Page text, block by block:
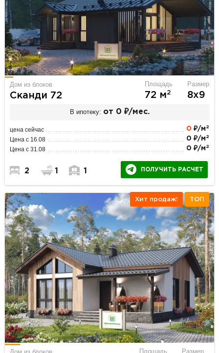
Дом из блоков
Сканди 72
Площадь
72 м2
Размер
8х9
В ипотеку: от 0 ₽/мес.
цена сейчас 0 ₽/м 2
Цена с 16.08 0 ₽/м 2
Цена с 31.08 0 ₽/м 2
2 1 1 ПОЛУЧИТЬ РАСЧЕТ
Хит продаж! ТОП
Площадь Размер